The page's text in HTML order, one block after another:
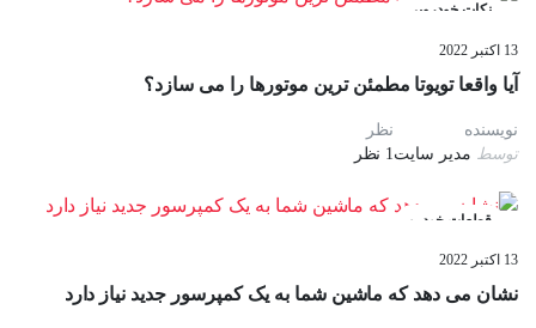
نکات خودرویی
13 اکتبر 2022
آیا واقعا تویوتا مطمئن ترین موتورها را می سازد؟
نویسنده
توسط مدیر سایت
نظر
1 نظر
قطعات خودرو
13 اکتبر 2022
نشان می دهد که ماشین شما به یک کمپرسور جدید نیاز دارد